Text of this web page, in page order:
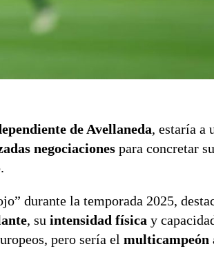
de Avellaneda, estaría a
negociaciones para concretar
durante la temporada 2025,
, su intensidad física y
pero sería el multicampeón